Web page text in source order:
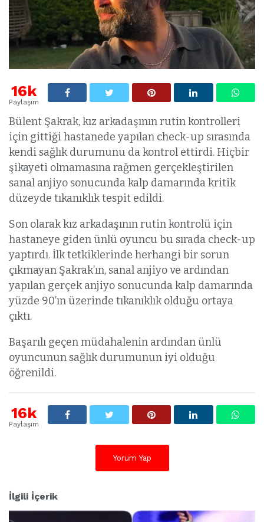
16k
Paylaşım
Bülent Şakrak, kız arkadaşının rutin kontrolleri
için gittiği hastanede yapılan check-up sırasında
kendi sağlık durumunu da kontrol ettirdi. Hiçbir
şikayeti olmamasına rağmen gerçekleştirilen
sanal anjiyo sonucunda kalp damarında kritik
düzeyde tıkanıklık tespit edildi.
Son olarak kız arkadaşının rutin kontrolü için
hastaneye giden ünlü oyuncu bu sırada check-up
yaptırdı. İlk tetkiklerinde herhangi bir sorun
çıkmayan Şakrak’ın, sanal anjiyo ve ardından
yapılan gerçek anjiyo sonucunda kalp damarında
yüzde 90’ın üzerinde tıkanıklık olduğu ortaya
çıktı.
Başarılı geçen müdahalenin ardından ünlü
oyuncunun sağlık durumunun iyi olduğu
öğrenildi.
16k
Paylaşım
Yorum Yap
İlgili İçerik